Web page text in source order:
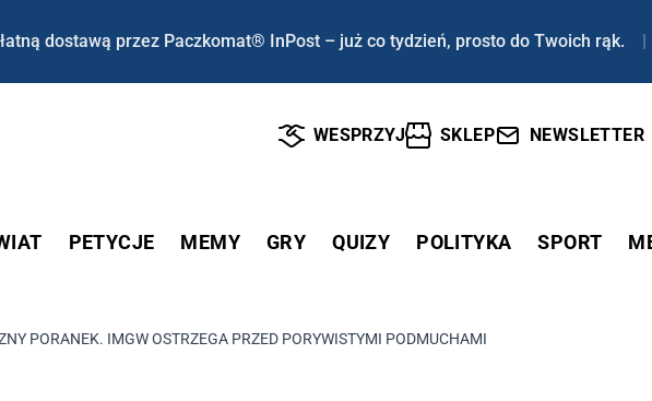
dostawą przez Paczkomat® InPost – już co tydzień, prosto do Twoich rąk. |
WESPRZYJ SKLEP NEWSLETTER
PETYCJE MEMY GRY QUIZY POLITYKA SPORT
PORANEK. IMGW OSTRZEGA PRZED PORYWISTYMI PODMUCHAMI